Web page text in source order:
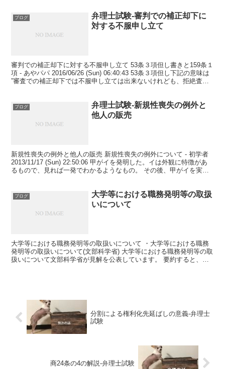
ブログ
弁理士試験-審判での補正却下に
対する不服申し立て
審判での補正却下に対する不服申し立て 53条３項但し書きと159条１
項 - あやパパ 2016/06/26 (Sun) 06:40:43 53条３項但し下記の意味は
”審査での補正却下では不服申し立ては出来ないけれども、拒絶査定
ブログ
弁理士試験-新規性喪失の例外と
他人の販売
新規性喪失の例外と他人の販売 新規性喪失の例外について - 初学者
2013/11/17 (Sun) 22:50:06 甲がイを発明した。イは外観に特徴があ
るもので、見れば一発でわかるようなもの。 その後、甲がイを実施
ブログ
大学等における職務発明等の取扱
いについて
大学等における職務発明等の取扱いについて ・大学等における職務
発明等の取扱いについて(文部科学省) 大学等における職務発明等の取
扱いについて文部科学省が見解を公表しています。 要約すると、職
分割による権利化先延ばしの意義-弁理士
試験
商24条の4の解説-弁理士試験